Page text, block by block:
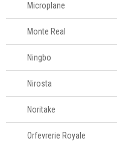
Microplane
Monte Real
Ningbo
Nirosta
Noritake
Orfevrerie Royale